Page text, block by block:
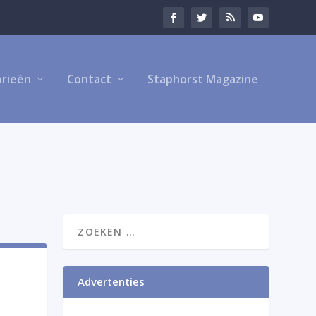
Contact Staphorst Magazine
Advertenties